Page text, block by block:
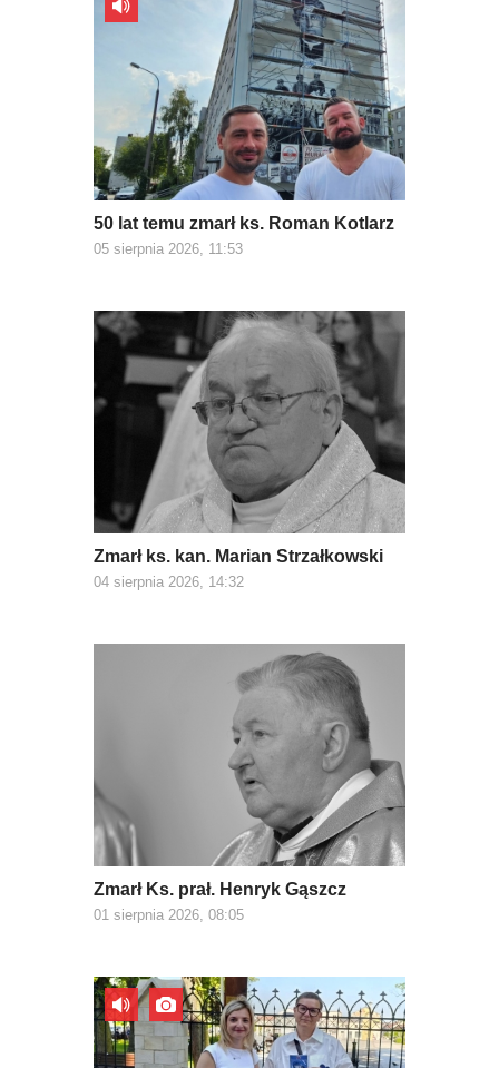
50 lat temu zmarł ks. Roman Kotlarz
05 sierpnia 2026, 11:53
Zmarł ks. kan. Marian Strzałkowski
04 sierpnia 2026, 14:32
Zmarł Ks. prał. Henryk Gąszcz
01 sierpnia 2026, 08:05